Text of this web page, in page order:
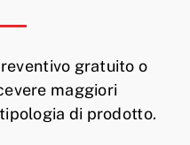
gratuito o
maggiori
di prodotto.